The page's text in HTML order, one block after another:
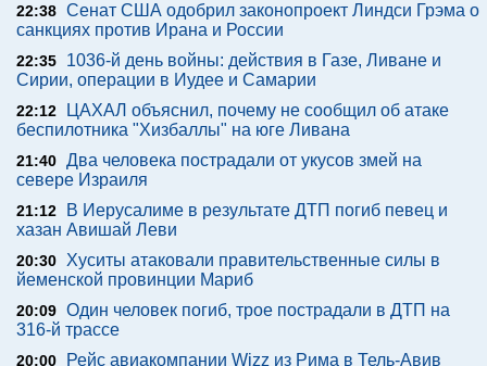
22:38 Сенат США одобрил законопроект Линдси Грэма о
санкциях против Ирана и России
22:35
1036-й день войны: действия в Газе, Ливане и
Сирии, операции в Иудее и Самарии
22:12
ЦАХАЛ объяснил, почему не сообщил об атаке
беспилотника "Хизбаллы" на юге Ливана
21:40 Два человека пострадали от укусов змей на
севере Израиля
21:12
В Иерусалиме в результате ДТП погиб певец и
хазан Авишай Леви
20:30
Хуситы атаковали правительственные силы в
йеменской провинции Мариб
20:09 Один человек погиб, трое пострадали в ДТП на
316-й трассе
20:00 Рейс авиакомпании Wizz из Рима в Тель-Авив